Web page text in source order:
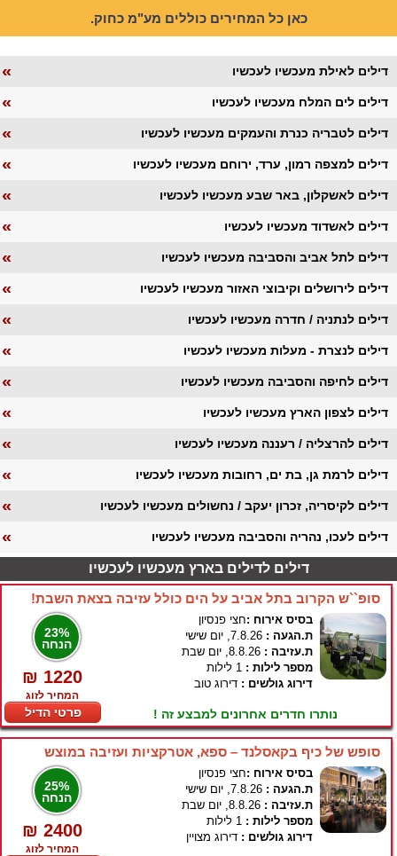
כאן כל המחירים כוללים מע"מ כחוק.
« דילים לאילת מעכשיו לעכשיו
« דילים לים המלח מעכשיו לעכשיו
« דילים לטבריה כנרת והעמקים מעכשיו לעכשיו
« דילים למצפה רמון, ערד, ירוחם מעכשיו לעכשיו
« דילים לאשקלון, באר שבע מעכשיו לעכשיו
« דילים לאשדוד מעכשיו לעכשיו
« דילים לתל אביב והסביבה מעכשיו לעכשיו
« דילים לירושלים וקיבוצי האזור מעכשיו לעכשיו
« דילים לנתניה / חדרה מעכשיו לעכשיו
« דילים לנצרת - מעלות מעכשיו לעכשיו
« דילים לחיפה והסביבה מעכשיו לעכשיו
« דילים לצפון הארץ מעכשיו לעכשיו
« דילים להרצליה / רעננה מעכשיו לעכשיו
« דילים לרמת גן, בת ים, רחובות מעכשיו לעכשיו
« דילים לקיסריה, זכרון יעקב / נחשולים מעכשיו לעכשיו
« דילים לעכו, נהריה והסביבה מעכשיו לעכשיו
דילים לדילים בארץ מעכשיו לעכשיו
סופ``ש הקרוב בתל אביב על הים כולל עזיבה בצאת השבת!
23%
הנחה
₪ 1220
המחיר לזוג
פרטי הדיל
בסיס אירוח :חצי פנסיון
ת.הגעה :
ת.עזיבה :
מספר לילות :
דירוג גולשים : דירוג טוב
נותרו חדרים אחרונים למבצע זה !
סופש של כיף בקאסלנד – ספא, אטרקציות ועזיבה במוצש
25%
הנחה
₪ 2400
המחיר לזוג
בסיס אירוח :חצי פנסיון
ת.הגעה :
ת.עזיבה :
מספר לילות :
דירוג גולשים : דירוג מצויין